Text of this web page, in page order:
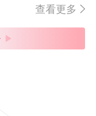
查看更多